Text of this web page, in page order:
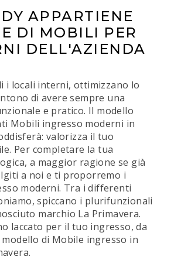
APPARTIENE
DI MOBILI PER
DELL'AZIENDA
i locali interni, ottimizzano lo
di avere sempre una
e pratico. Il modello
Mobili ingresso moderni in
valorizza il tuo
Per completare la tua
a maggior ragione se già
a noi e ti proporremo i
moderni. Tra i differenti
spiccano i plurifunzionali
marchio La Primavera.
laccato per il tuo ingresso, da
di Mobile ingresso in